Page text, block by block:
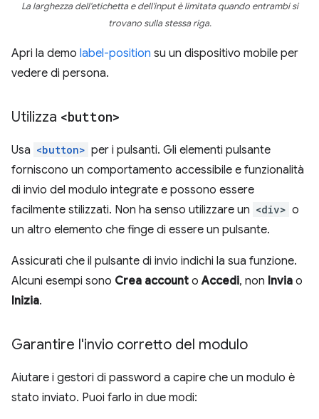
La larghezza dell'etichetta e dell'input è limitata quando entrambi si
trovano sulla stessa riga.
Apri la demo label-position su un dispositivo mobile per
vedere di persona.
Utilizza <button>
Usa <button> per i pulsanti. Gli elementi pulsante
forniscono un comportamento accessibile e funzionalità
di invio del modulo integrate e possono essere
facilmente stilizzati. Non ha senso utilizzare un <div> o
un altro elemento che finge di essere un pulsante.
Assicurati che il pulsante di invio indichi la sua funzione.
Alcuni esempi sono Crea account oAccedi, non Invia o
Inizia.
Garantire l'invio corretto del modulo
Aiutare i gestori di password a capire che un modulo è
stato inviato. Puoi farlo in due modi: